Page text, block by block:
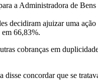
a Administradora de
decidiram ajuizar uma
66,83%.
cobranças em
disse concordar que se